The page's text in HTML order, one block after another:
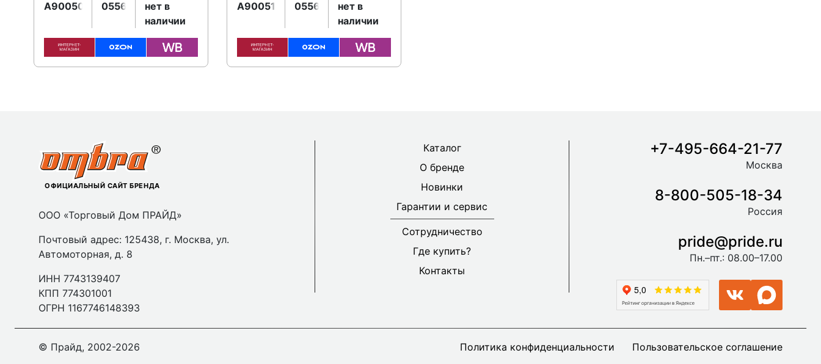
A90050
055641
нет в
наличии
A90051
055642
нет в
наличии
ОФИЦИАЛЬНЫЙ САЙТ БРЕНДА
ООО «Торговый Дом ПРАЙД»
Почтовый адрес: 125438, г. Москва, ул.
Автомоторная, д. 8
ИНН 7743139407
КПП 774301001
ОГРН 1167746148393
Каталог
О бренде
Новинки
Гарантии и сервис
Сотрудничество
Где купить?
Контакты
+7-495-664-21-77
Москва
8-800-505-18-34
Россия
pride@pride.ru
Пн.–пт.: 08.00–17.00
© Прайд, 2002-2026 Политика конфиденциальности Пользовательское соглашение